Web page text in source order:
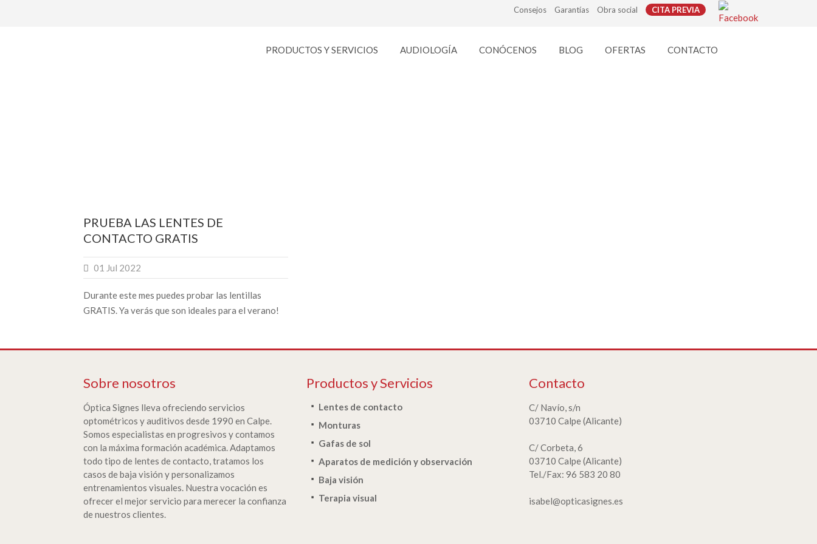
Consejos Garantías Obra social CITA PREVIA
PRODUCTOS Y SERVICIOS AUDIOLOGÍA CONÓCENOS BLOG OFERTAS CONTACTO
PRUEBA LAS LENTES DE
CONTACTO GRATIS
01 Jul 2022
Durante este mes puedes probar las lentillas
GRATIS. Ya verás que son ideales para el verano!
Sobre nosotros
Óptica Signes lleva ofreciendo servicios
optométricos y auditivos desde 1990 en Calpe.
Somos especialistas en progresivos y contamos
con la máxima formación académica. Adaptamos
todo tipo de lentes de contacto, tratamos los
casos de baja visión y personalizamos
entrenamientos visuales. Nuestra vocación es
ofrecer el mejor servicio para merecer la confianza
de nuestros clientes.
Productos y Servicios
Lentes de contacto
Monturas
Gafas de sol
Aparatos de medición y observación
Baja visión
Terapia visual
Contacto
C/ Navío, s/n
03710 Calpe (Alicante)
C/ Corbeta, 6
03710 Calpe (Alicante)
Tel./Fax: 96 583 20 80
isabel@opticasignes.es